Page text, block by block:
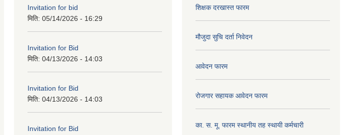
Invitation for bid
मिति: 05/14/2026 - 16:29
Invitation for Bid
मिति: 04/13/2026 - 14:03
Invitation for Bid
मिति: 04/13/2026 - 14:03
Invitation for Bid
शिक्षक दरखास्त फारम
मौजुदा सुचि दर्ता निवेदन
आवेदन फारम
रोजगार सहायक आवेदन फारम
का. स. मू. फारम स्थानीय तह स्थायी कर्मचारी